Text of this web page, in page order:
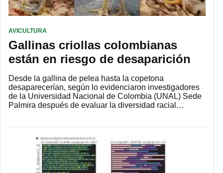
AVICULTURA
Gallinas criollas colombianas
están en riesgo de desaparición
Desde la gallina de pelea hasta la copetona
desaparecerían, según lo evidenciaron investigadores
de la Universidad Nacional de Colombia (UNAL) Sede
Palmira después de evaluar la diversidad racial…